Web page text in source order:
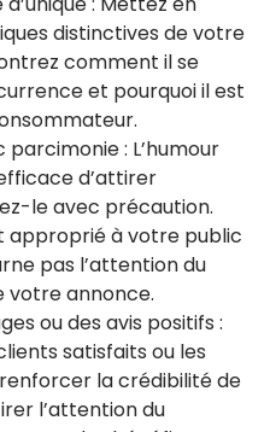
distinctives de votre
comment il se
et pourquoi il est
parcimonie : L’humour
d’attirer
le avec précaution.
approprié à votre public
pas l’attention du
votre annonce.
ou des avis positifs :
satisfaits ou les
la crédibilité de
l’attention du